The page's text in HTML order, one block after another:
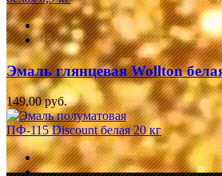
Эмаль глянцевая Wollton
149,00 руб.